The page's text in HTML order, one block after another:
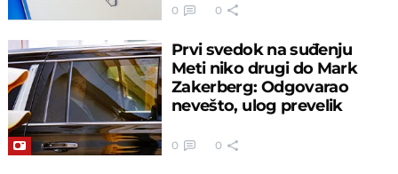
0 0
Prvi svedok na suđenju
Meti niko drugi do Mark
Zakerberg: Odgovarao
nevešto, ulog prevelik
0 0